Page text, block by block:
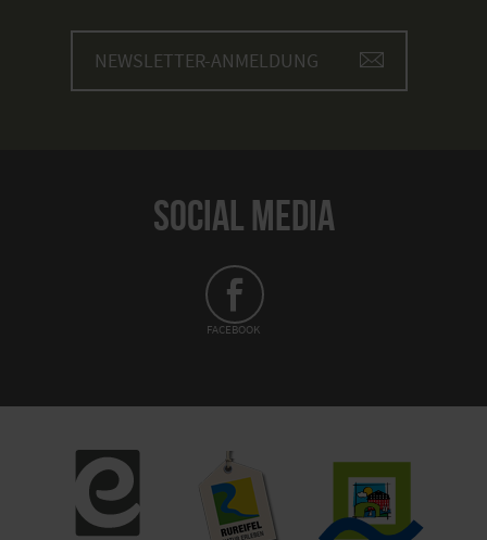
NEWSLETTER-ANMELDUNG
SOCIAL MEDIA
FACEBOOK